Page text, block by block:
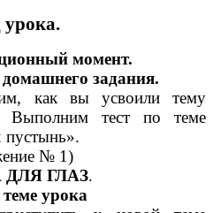
урока.
момент.
задания.
как вы усвоили тему
Выполним тест по теме
пустынь».
№ 1)
ДЛЯ ГЛАЗ.
урока